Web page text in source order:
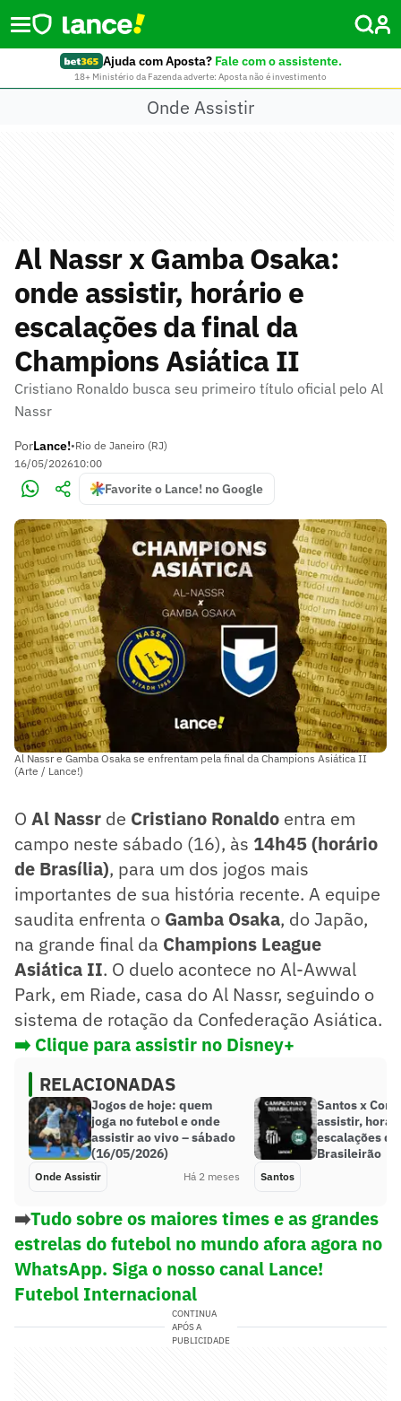
Ajuda com Aposta? Fale com o assistente.
18+ Ministério da Fazenda adverte: Aposta não é investimento
Onde Assistir
Al Nassr x Gamba Osaka:
onde assistir, horário e
escalações da final da
Champions Asiática II
Cristiano Ronaldo busca seu primeiro título oficial pelo Al
Nassr
PorLance!•Rio de Janeiro (RJ)
16/05/202610:00
Favorite o Lance! no Google
Al Nassr e Gamba Osaka se enfrentam pela final da Champions Asiática II
(Arte / Lance!)
O Al Nassr de Cristiano Ronaldo entra em
campo neste sábado (16), às 14h45 (horário
de Brasília), para um dos jogos mais
importantes de sua história recente. A equipe
saudita enfrenta o Gamba Osaka, do Japão,
na grande final da Champions League
Asiática II. O duelo acontece no Al-Awwal
Park, em Riade, casa do Al Nassr, seguindo o
sistema de rotação da Confederação Asiática.
➡️ Clique para assistir no Disney+
RELACIONADAS
Jogos de hoje: quem
joga no futebol e onde
assistir ao vivo – sábado
(16/05/2026)
Onde Assistir Há 2 meses
Santos x
assistir,
escalações
Brasileirão
Santos
➡️Tudo sobre os maiores times e as grandes
estrelas do futebol no mundo afora agora no
WhatsApp. Siga o nosso canal Lance!
Futebol Internacional
CONTINUA
APÓS A
PUBLICIDADE